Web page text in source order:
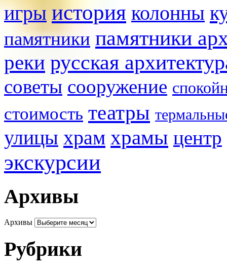
игры история колонны
памятники памятники
реки русская
советы сооружение
стоимость театры
улицы храм храмы центр
экскурсии
Архивы
Архивы
Рубрики